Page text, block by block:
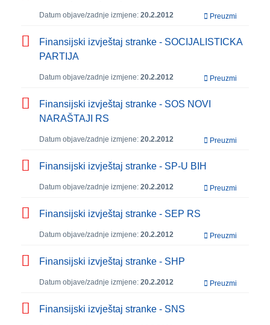
Datum objave/zadnje izmjene: 20.2.2012 Preuzmi
Finansijski izvještaj stranke - SOCIJALISTICKA
PARTIJA
Datum objave/zadnje izmjene: 20.2.2012 Preuzmi
Finansijski izvještaj stranke - SOS NOVI
NARAŠTAJI RS
Datum objave/zadnje izmjene: 20.2.2012 Preuzmi
Finansijski izvještaj stranke - SP-U BIH
Datum objave/zadnje izmjene: 20.2.2012 Preuzmi
Finansijski izvještaj stranke - SEP RS
Datum objave/zadnje izmjene: 20.2.2012 Preuzmi
Finansijski izvještaj stranke - SHP
Datum objave/zadnje izmjene: 20.2.2012 Preuzmi
Finansijski izvještaj stranke - SNS